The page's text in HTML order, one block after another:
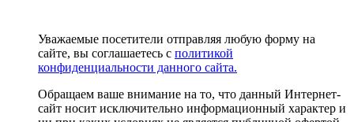
Уважаемые посетители отправляя любую форму на
сайте, вы соглашаетесь с политикой
конфиденциальности данного сайта.
Обращаем ваше внимание на то, что данный Интернет-
сайт носит исключительно информационный характер и